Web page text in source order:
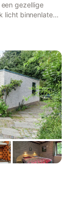
gezellige
licht binnenlaten,
– bieden
deze villa is
&a...